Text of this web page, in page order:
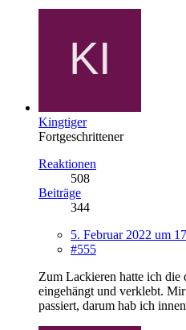
Kingtiger
Fortgeschrittener
Reaktionen
508
Beiträge
344
5. Februar 2022 um
#555
Zum Lackieren hatte ich die
eingehängt und verklebt.
passiert, darum hab ich